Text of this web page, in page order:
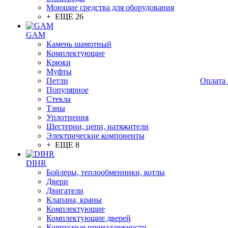
Моющие средства для оборудования
+ ЕЩЕ 26
GAM
Камень шамотный
Комплектующие
Крюки
Муфты
Петли
Популярное
Стекла
Тэны
Уплотнения
Шестерни, цепи, натяжители
Электрические компоненты
+ ЕЩЕ 8
DIHR
Бойлеры, теплообменники, котлы
Двери
Двигатели
Клапана, краны
Комплектующие
Комплектующие дверей
Оплата